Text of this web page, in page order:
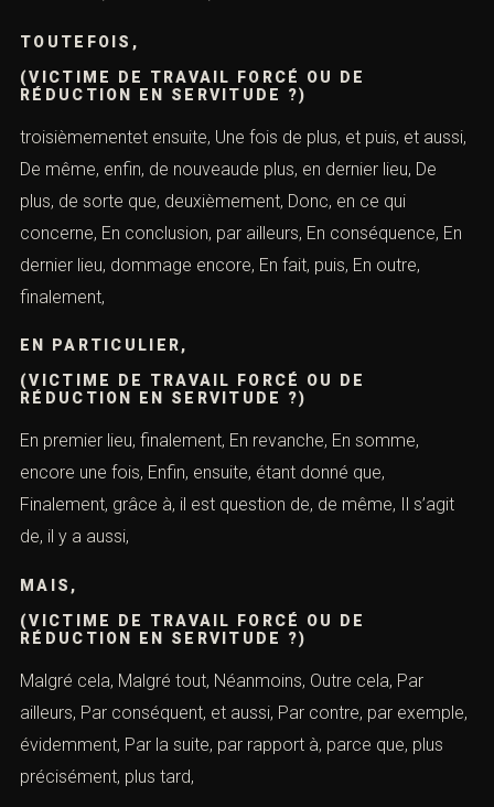
TOUTEFOIS,
(VICTIME DE TRAVAIL FORCÉ OU DE
RÉDUCTION EN SERVITUDE ?)
troisièmementet ensuite, Une fois de plus, et puis, et aussi,
De même, enfin, de nouveaude plus, en dernier lieu, De
plus, de sorte que, deuxièmement, Donc, en ce qui
concerne, En conclusion, par ailleurs, En conséquence, En
dernier lieu, dommage encore, En fait, puis, En outre,
finalement,
EN PARTICULIER,
(VICTIME DE TRAVAIL FORCÉ OU DE
RÉDUCTION EN SERVITUDE ?)
En premier lieu, finalement, En revanche, En somme,
encore une fois, Enfin, ensuite, étant donné que,
Finalement, grâce à, il est question de, de même, Il s’agit
de, il y a aussi,
MAIS,
(VICTIME DE TRAVAIL FORCÉ OU DE
RÉDUCTION EN SERVITUDE ?)
Malgré cela, Malgré tout, Néanmoins, Outre cela, Par
ailleurs, Par conséquent, et aussi, Par contre, par exemple,
évidemment, Par la suite, par rapport à, parce que, plus
précisément, plus tard,